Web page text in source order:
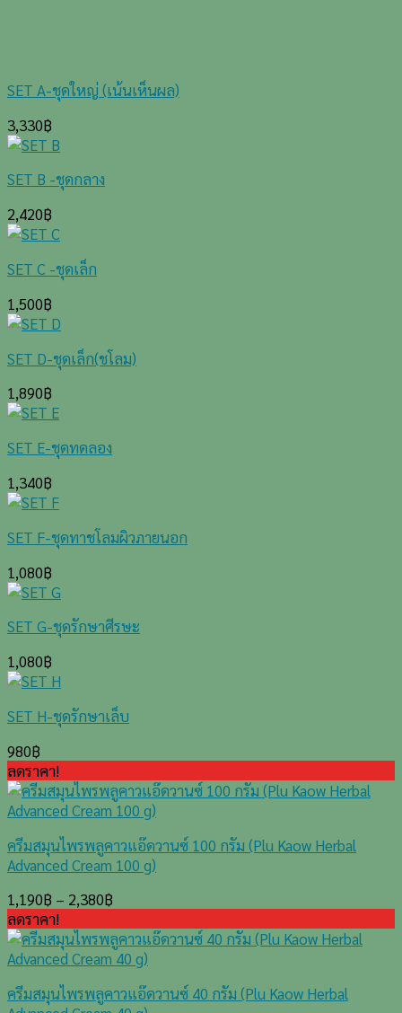
SET A-ชุดใหญ่ (เน้นเห็นผล)
3,330฿
SET B -ชุดกลาง
2,420฿
SET C -ชุดเล็ก
1,500฿
SET D-ชุดเล็ก(ชโลม)
1,890฿
SET E-ชุดทดลอง
1,340฿
SET F-ชุดทาชโลมผิวภายนอก
1,080฿
SET G-ชุดรักษาศีรษะ
1,080฿
SET H-ชุดรักษาเล็บ
980฿
ลดราคา!
ครีมสมุนไพรพลูคาวแอ๊ดวานซ์ 100 กรัม (Plu Kaow Herbal
Advanced Cream 100 g)
1,190฿ – 2,380฿
ลดราคา!
ครีมสมุนไพรพลูคาวแอ๊ดวานซ์ 40 กรัม (Plu Kaow Herbal